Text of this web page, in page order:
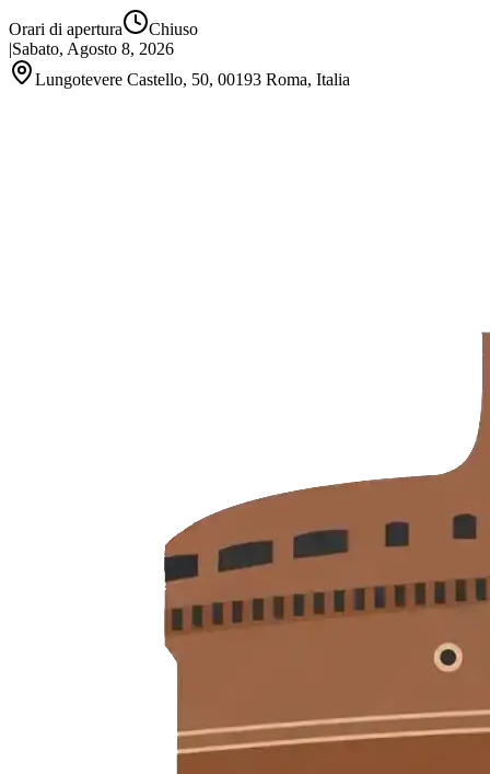
Orari di apertura
Chiuso
|Sabato, Agosto 8, 2026
Lungotevere Castello, 50, 00193 Roma, Italia